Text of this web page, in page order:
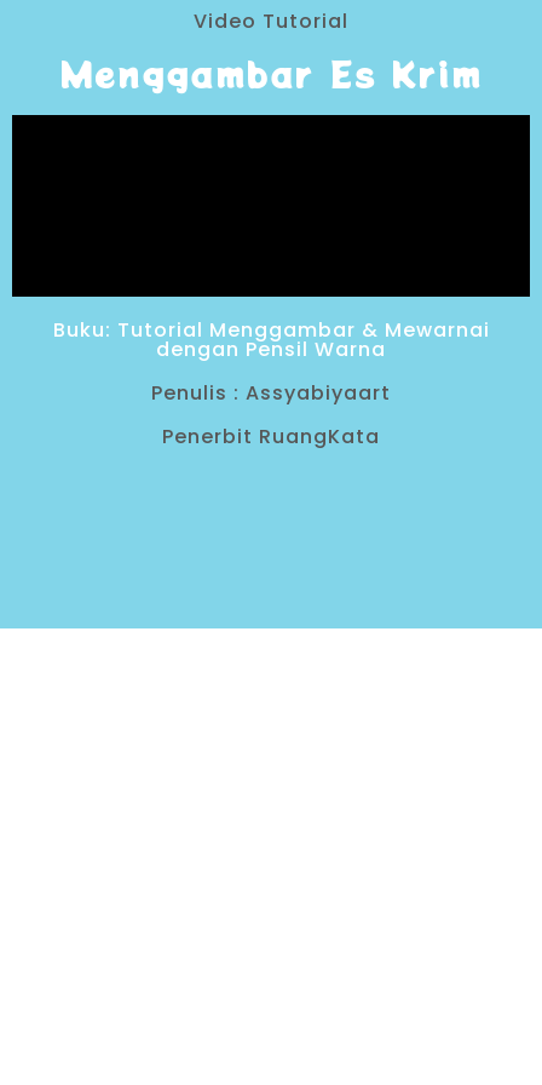
Video Tutorial
Menggambar Es Krim
Buku: Tutorial Menggambar & Mewarnai
dengan Pensil Warna
Penulis : Assyabiyaart
Penerbit RuangKata